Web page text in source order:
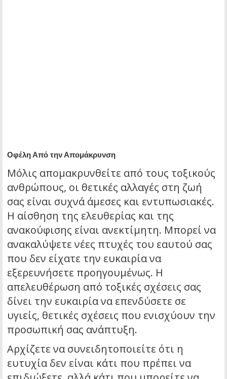
Οφέλη Από την Απομάκρυνση
Μόλις απομακρυνθείτε από τους τοξικούς
ανθρώπους, οι θετικές αλλαγές στη ζωή
σας είναι συχνά άμεσες και εντυπωσιακές.
Η αίσθηση της ελευθερίας και της
ανακούφισης είναι ανεκτίμητη. Μπορεί να
ανακαλύψετε νέες πτυχές του εαυτού σας
που δεν είχατε την ευκαιρία να
εξερευνήσετε προηγουμένως. Η
απελευθέρωση από τοξικές σχέσεις σας
δίνει την ευκαιρία να επενδύσετε σε
υγιείς, θετικές σχέσεις που ενισχύουν την
προσωπική σας ανάπτυξη.
Αρχίζετε να συνειδητοποιείτε ότι η
ευτυχία δεν είναι κάτι που πρέπει να